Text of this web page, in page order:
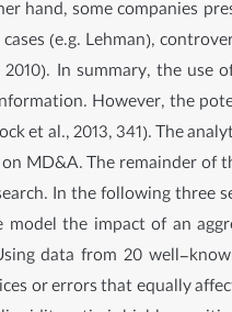
hand, some companies
(e.g. Lehman),
In summary, the use
However, the
et al., 2013, 341). The
MD&A. The remainder of
In the following three
the impact of an
data from 20 well-
or errors that equally